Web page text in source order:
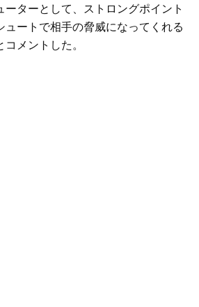
ーターとして、ストロングポイント
ュートで相手の脅威になってくれる
メントした。